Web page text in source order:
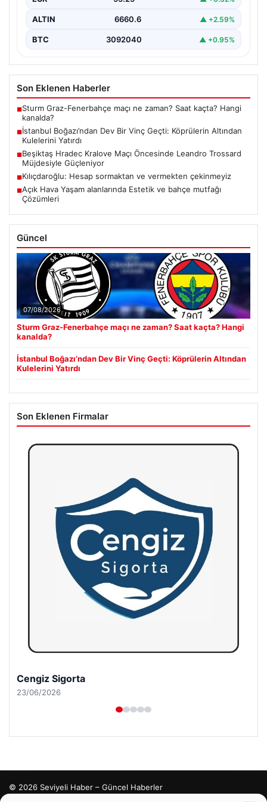
ALTIN 6660.6 ▲ +2.59%
BTC 3092040 ▲ +0.95%
Son Eklenen Haberler
■Sturm Graz-Fenerbahçe maçı ne zaman? Saat kaçta? Hangi
kanalda?
■İstanbul Boğazı’ndan Dev Bir Vinç Geçti: Köprülerin Altından
Kulelerini Yatırdı
■Beşiktaş Hradec Kralove Maçı Öncesinde Leandro Trossard
Müjdesiyle Güçleniyor
■Kılıçdaroğlu: Hesap sormaktan ve vermekten çekinmeyiz
■Açık Hava Yaşam alanlarında Estetik ve bahçe mutfağı
Çözümleri
Güncel
07/08/2026
Sturm Graz-Fenerbahçe maçı ne zaman? Saat kaçta? Hangi
kanalda?
İstanbul Boğazı’ndan Dev Bir Vinç Geçti: Köprülerin Altından
Kulelerini Yatırdı
Son Eklenen Firmalar
Cengiz Sigorta
23/06/2026
© 2026 Seviyeli Haber – Güncel Haberler